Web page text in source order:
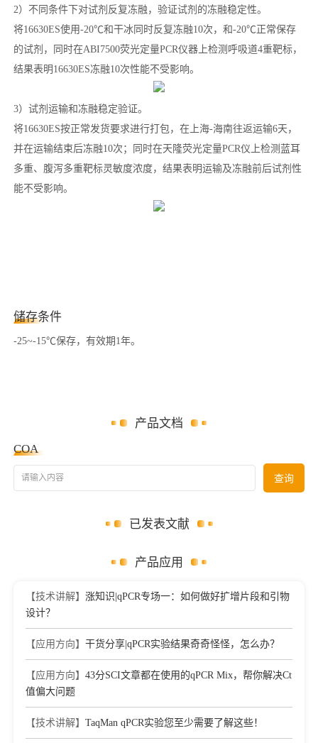
2）不同条件下对试剂反复冻融，验证试剂的冻融稳定性。
将16630ES使用-20℃和干冰同时反复冻融10次，和-20℃正常保存
的试剂，同时在ABI7500荧光定量PCR仪器上检测呼吸道4重靶标，
结果表明16630ES冻融10次性能不受影响。
3）试剂运输和冻融稳定验证。
将16630ES按正常发货要求进行打包，在上海-海南往返运输6天，
并在运输结束后冻融10次；同时在天隆荧光定量PCR仪上检测蓝耳
多重、腹泻多重靶标灵敏度浓度，结果表明运输及冻融前后试剂性
能不受影响。
储存条件
-25~-15℃保存，有效期1年。
产品文档
COA
请输入内容 查询
已发表文献
产品应用
【技术讲解】 涨知识|qPCR专场一：如何做好扩增片段和引物
设计？
【应用方向】 干货分享|qPCR实验结果奇奇怪怪，怎么办？
【应用方向】 43分SCI文章都在使用的qPCR Mix，帮你解决Ct
值偏大问题
【技术讲解】 TaqMan qPCR实验您至少需要了解这些！